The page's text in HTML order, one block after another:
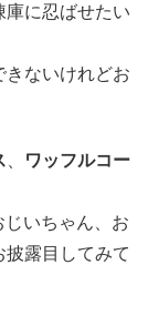
庫に忍ばせたい
きないけれどお
ワッフルコー
いちゃん、お
露目してみて